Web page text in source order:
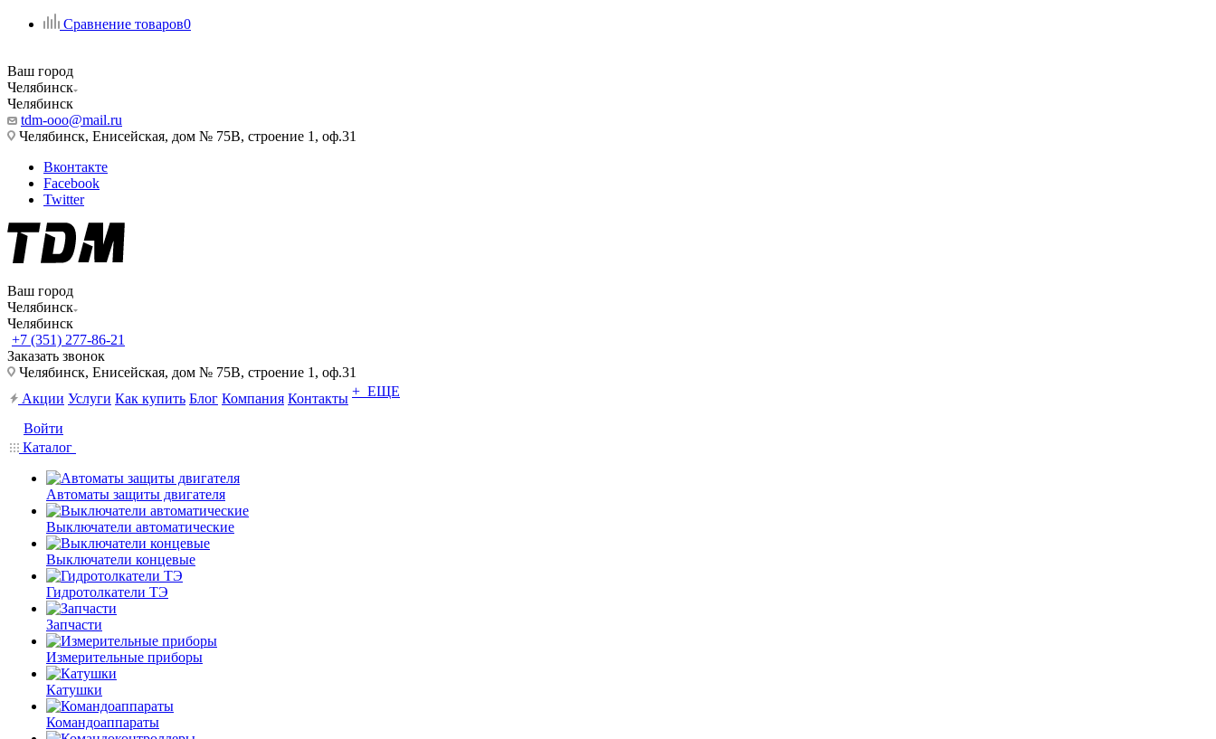
Сравнение товаров0
Ваш город
Челябинск
Челябинск
tdm-ooo@mail.ru
Челябинск, Енисейская, дом № 75В, строение 1, оф.31
Вконтакте
Facebook
Twitter
Ваш город
Челябинск
Челябинск
+7 (351) 277-86-21
Заказать звонок
Челябинск, Енисейская, дом № 75В, строение 1, оф.31
Акции Услуги Как купить Блог Компания Контакты + ЕЩЕ
Войти
Каталог
Автоматы защиты двигателя
Выключатели автоматические
Выключатели концевые
Гидротолкатели ТЭ
Запчасти
Измерительные приборы
Катушки
Командоаппараты